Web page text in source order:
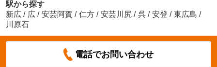
駅から探す
新広 / 広 / 安芸阿賀 / 仁方 / 安芸川尻 / 呉 / 安登 / 東広島 /
川原石
電話でお問い合わせ